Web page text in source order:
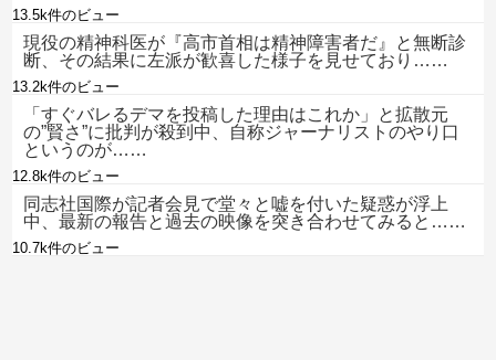
13.5k件のビュー
現役の精神科医が『高市首相は精神障害者だ』と無断診
断、その結果に左派が歓喜した様子を見せており……
13.2k件のビュー
「すぐバレるデマを投稿した理由はこれか」と拡散元
の”賢さ”に批判が殺到中、自称ジャーナリストのやり口
というのが……
12.8k件のビュー
同志社国際が記者会見で堂々と嘘を付いた疑惑が浮上
中、最新の報告と過去の映像を突き合わせてみると……
10.7k件のビュー